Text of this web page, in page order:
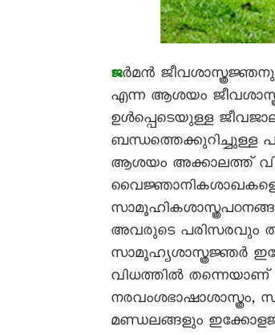
ജർമൻ
എന്ന ആശയം
ഉൾപ്പെടെയുള്ള
ബന്ധത്തെക്കുറിച്ചുള്ള
ആശയം അക്കാലത്ത്
അവരുടെ പരിസരവും
സാമൂഹ്യശാസ്ത്രജ്ഞർ
വിധത്തിൽ തന്നെയാണ്
മണ്ഡലങ്ങളും